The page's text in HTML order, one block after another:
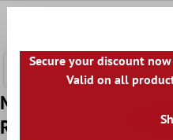
Minta tól től
Reika Halszálka
Secure your discount
Valid on all